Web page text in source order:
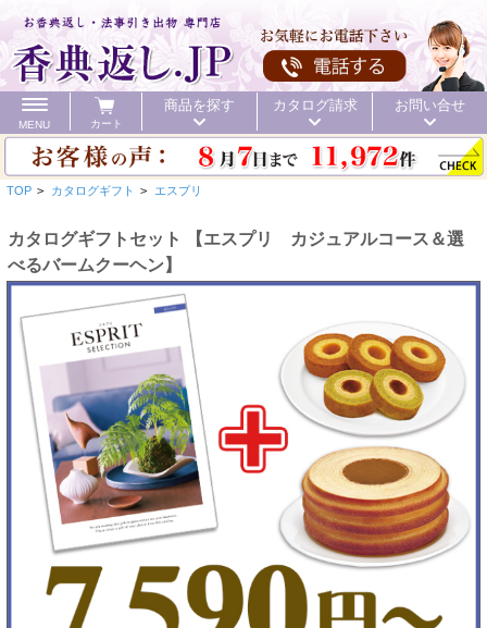
MENU カート
商品を探す
頂いた金額 初盆 お返し 40%OFF
お値引き 送料無料 カタログ
セット商品 お急ぎ便
価格で探す
初盆 お返し
40%OFF
お値引き
送料無料
カタログ請求 お問い合せ
TOP > カタログギフト > エスプリ
カタログギフトセット 【エスプリ カジュアルコース＆選
べるバームクーヘン】